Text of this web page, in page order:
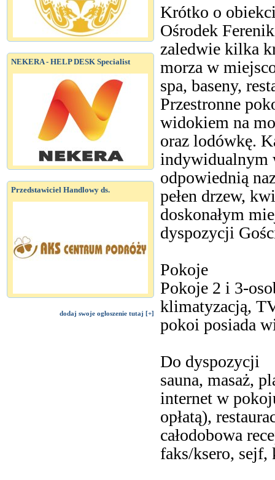
NEKERA - HELP DESK Specialist
Przedstawiciel Handlowy ds.
dodaj swoje ogłoszenie tutaj [+]
Krótko o
Ośrodek
zaledwie kilka
morza w
spa, baseny,
Przestronne
widokiem na
oraz lodówkę.
indywidualnym
odpowiednią
pełen drzew,
doskonałym
dyspozycji
Pokoje
Pokoje 2 i 3-
klimatyzacją,
pokoi posiada
Do dyspozycji
sauna, masaż,
internet w
opłatą),
całodobowa
faks/ksero, sejf,